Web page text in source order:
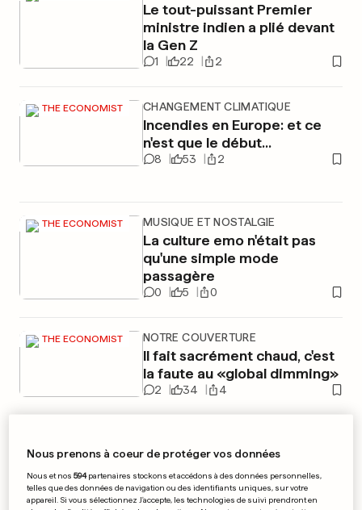
Le tout-puissant Premier
ministre indien a plié devant
la Gen Z
1 22 2
THE ECONOMIST CHANGEMENT CLIMATIQUE
Incendies en Europe: et ce
n'est que le début...
8 53 2
THE ECONOMIST MUSIQUE ET NOSTALGIE
La culture emo n'était pas
qu'une simple mode
passagère
0 5 0
THE ECONOMIST NOTRE COUVERTURE
Il fait sacrément chaud, c'est
la faute au «global dimming»
2 34 4
THE ECONOMIST
MYANMAR
Aung San Suu Kyi est-elle
Nous prenons à coeur de protéger vos données
Nous et nos594partenaires stockons et accédons à des données personnelles,
telles que des données de navigation ou des identifiants uniques, sur votre
appareil. Si vous sélectionnez J'accepte, les technologies de suivi prendront en